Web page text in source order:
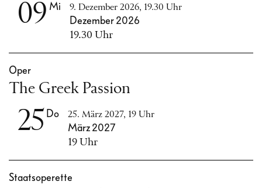
09 Mi 9. Dezember 2026, 19.30 Uhr
Dezember 2026
19.30 Uhr
25 Do 25. März 2027, 19 Uhr
März 2027
19 Uhr
The Greek Passion
Oper
Staatsoperette